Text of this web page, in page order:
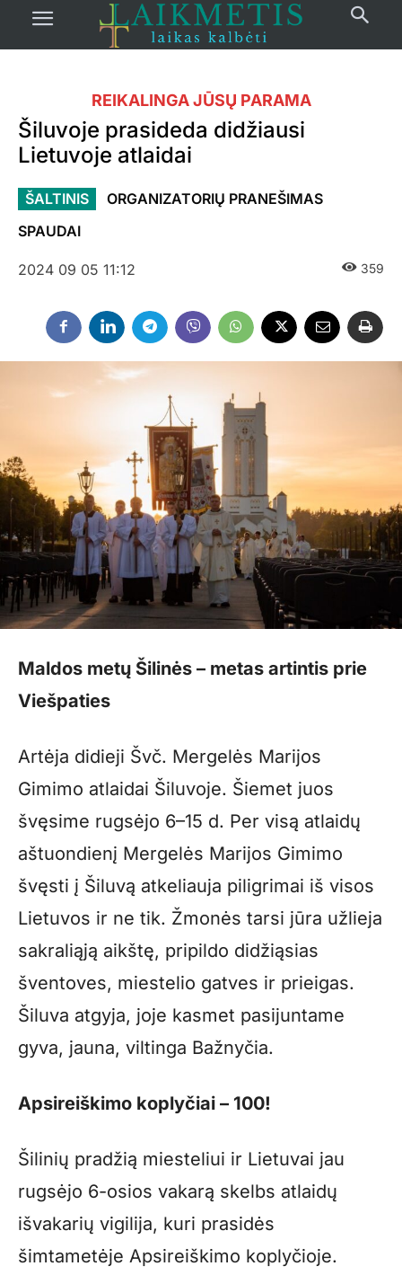
REIKALINGA JŪSŲ PARAMA
Šiluvoje prasideda didžiausi
Lietuvoje atlaidai
ŠALTINIS
ORGANIZATORIŲ PRANEŠIMAS
SPAUDAI
2024 09 05 11:12 359
Maldos metų Šilinės – metas artintis prie
Viešpaties
Artėja didieji Švč. Mergelės Marijos
Gimimo atlaidai Šiluvoje. Šiemet juos
švęsime rugsėjo 6–15 d. Per visą atlaidų
aštuondienį Mergelės Marijos Gimimo
švęsti į Šiluvą atkeliauja piligrimai iš visos
Lietuvos ir ne tik. Žmonės tarsi jūra užlieja
sakraliąją aikštę, pripildo didžiąsias
šventoves, miestelio gatves ir prieigas.
Šiluva atgyja, joje kasmet pasijuntame
gyva, jauna, viltinga Bažnyčia.
Apsireiškimo koplyčiai – 100!
Šilinių pradžią miesteliui ir Lietuvai jau
rugsėjo 6-osios vakarą skelbs atlaidų
išvakarių vigilija, kuri prasidės
šimtametėje Apsireiškimo koplyčioje.